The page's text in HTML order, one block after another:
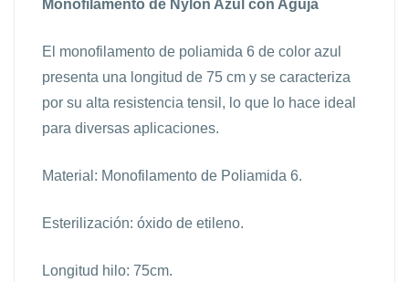
Monofilamento de Nylon Azul con Aguja
El monofilamento de poliamida 6 de color azul
presenta una longitud de 75 cm y se caracteriza
por su alta resistencia tensil, lo que lo hace ideal
para diversas aplicaciones.
Material: Monofilamento de Poliamida 6.
Esterilización: óxido de etileno.
Longitud hilo: 75cm.